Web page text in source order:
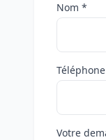
Nom *
Votre